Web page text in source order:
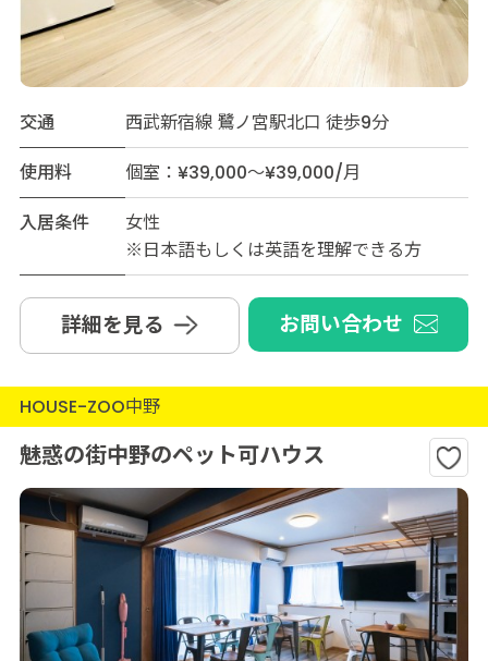
交通
西武新宿線 鷺ノ宮駅北口 徒歩9分
使用料
個室：¥39,000～¥39,000/月
入居条件
女性
※日本語もしくは英語を理解できる方
詳細を見る お問い合わせ
HOUSE-ZOO中野
魅惑の街中野のペット可ハウス